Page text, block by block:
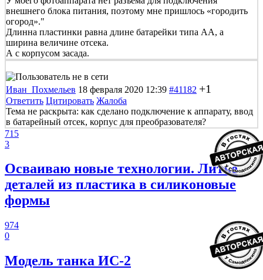
внешнего блока питания, поэтому мне пришлось «городить
огород»."
Длинна пластинки равна длине батарейки типа АА, а
ширина величине отсека.
А с корпусом засада.
Иван_Похмельев 18 февраля 2020 12:39 #41182 +1
Ответить Цитировать Жалоба
Тема не раскрыта: как сделано подключение к аппарату, ввод
в батарейный отсек, корпус для преобразователя?
715
3
Осваиваю новые технологии. Литье
деталей из пластика в силиконовые
формы
974
0
Модель танка ИС-2